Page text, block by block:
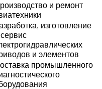
и ремонт
изготовление
и элементов
промышленного